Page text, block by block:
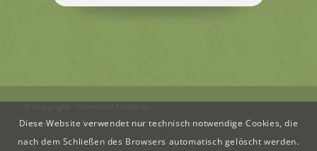
Impressum
Datenschutzerklärung Kontakt Sitemap
Diese Website verwendet nur technisch notwendige Cookies, die
nach dem Schließen des Browsers automatisch gelöscht werden.